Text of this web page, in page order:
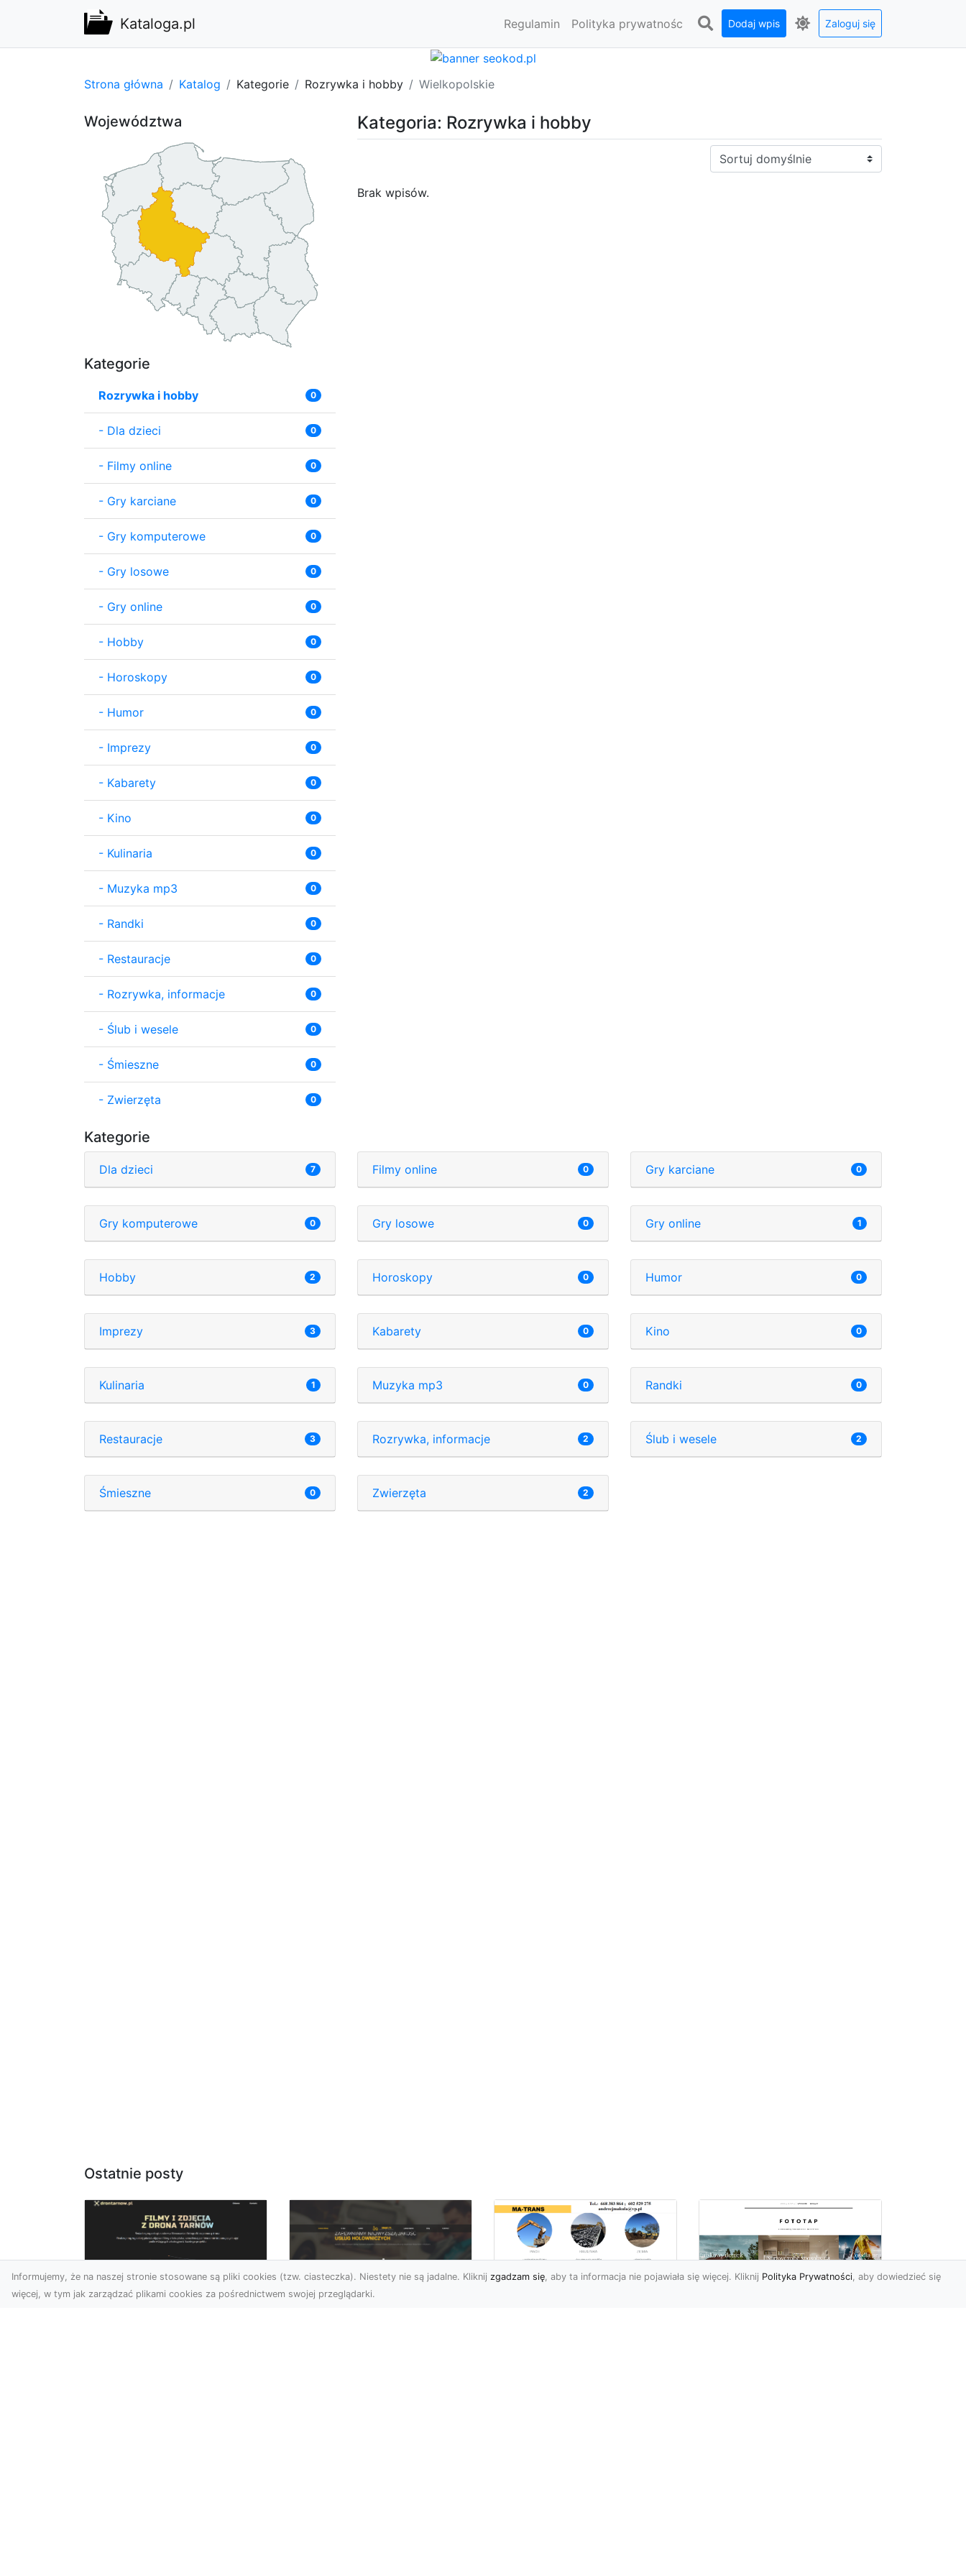
Kataloga.pl Regulamin Polityka prywatnośc Dodaj wpis Zaloguj się
Strona główna Katalog Kategorie Rozrywka i hobby Wielkopolskie
Kategoria: Rozrywka i hobby
Sortuj:
Brak wpisów.
Województwa
Kategorie
Rozrywka i hobby 0
- Dla dzieci 0
- Filmy online 0
- Gry karciane 0
- Gry komputerowe 0
- Gry losowe 0
- Gry online 0
- Hobby 0
- Horoskopy 0
- Humor 0
- Imprezy 0
- Kabarety 0
- Kino 0
- Kulinaria 0
- Muzyka mp3 0
- Randki 0
- Restauracje 0
- Rozrywka, informacje 0
- Ślub i wesele 0
- Śmieszne 0
- Zwierzęta 0
Kategorie
Dla dzieci 7 Filmy online 0 Gry karciane 0
Gry komputerowe 0 Gry losowe 0 Gry online 1
Hobby 2 Horoskopy 0 Humor 0
Imprezy 3 Kabarety 0 Kino 0
Kulinaria 1 Muzyka mp3 0 Randki 0
Restauracje 3 Rozrywka, informacje 2 Ślub i wesele 2
Śmieszne 0 Zwierzęta 2
Ostatnie posty
Informujemy, że na naszej stronie stosowane są pliki cookies (tzw. ciasteczka). Niestety nie są jadalne. Kliknij zgadzam się, aby ta informacja nie pojawiała się więcej. Kliknij Polityka Prywatności, aby dowiedzieć się
więcej, w tym jak zarządzać plikami cookies za pośrednictwem swojej przeglądarki.